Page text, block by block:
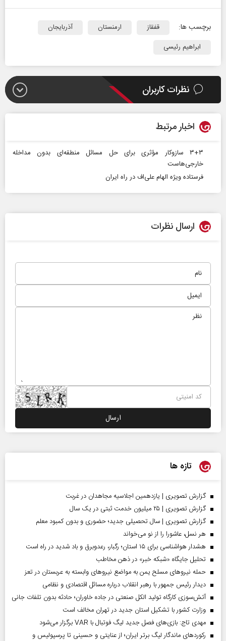
برچسب ها: قفقاز ارمنستان
آذربایجان
ابراهیم رئیسی
نظرات کاربران
اخبار مرتبط
۳+۳ سازوکار مؤثری برای حل مسائل منطقه‌ای بدون مداخله
خارجی‌هاست
فرستاده ویژه الهام علی‌اف در راه ایران
ارسال نظرات
تازه ها
گزارش تصویری | یازدهمین اجلاسیه مجاهدان در غربت
گزارش تصویری | ۲۵ میلیون خدمت ثبتی در یک سال
گزارش تصویری | سال تحصیلی جدید؛ حضوری و بدون کمبود معلم
هر نسل، عاشورا را از نو می‌خواند
هشدار هواشناسی برای ۱۵ استان؛ رگبار، رعدوبرق و باد شدید در راه است
تحلیل جایگاه «شبکه خبر» در ذهن مخاطب
حمله نیروهای مسلح یمن به مواضع نیروهای وابسته به عربستان در تعز
دیدار رئیس‌ جمهور با رهبر انقلاب درباره مسائل اقتصادی و نظامی
آتش‌سوزی کارگاه تولید الکل صنعتی در جاده خاوران؛ حادثه بدون تلفات جانی
وزارت کشور با تشکیل استان جدید در تهران مخالف است
مهدی تاج: بازی‌های فصل جدید لیگ فوتبال با VAR برگزار می‌شود
رکورد‌های ماندگار لیگ برتر ایران؛ از عنایتی و حسینی تا پرسپولیس و